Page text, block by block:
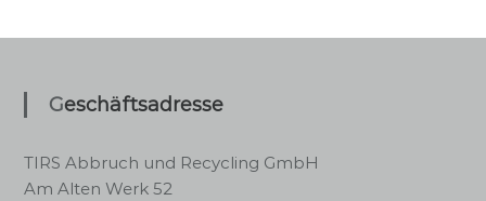
Geschäftsadresse
TIRS Abbruch und Recycling GmbH
Am Alten Werk 52